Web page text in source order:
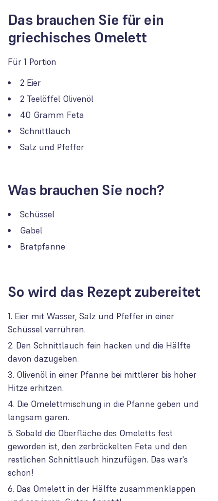
Das brauchen Sie für ein
griechisches Omelett
Für 1 Portion
2 Eier
2 Teelöffel Olivenöl
40 Gramm Feta
Schnittlauch
Salz und Pfeffer
Was brauchen Sie noch?
Schüssel
Gabel
Bratpfanne
So wird das Rezept zubereitet
Eier mit Wasser, Salz und Pfeffer in einer
Schüssel verrühren.
Den Schnittlauch fein hacken und die Hälfte
davon dazugeben.
Olivenöl in einer Pfanne bei mittlerer bis hoher
Hitze erhitzen.
Die Omelettmischung in die Pfanne geben und
langsam garen.
Sobald die Oberfläche des Omeletts fest
geworden ist, den zerbröckelten Feta und den
restlichen Schnittlauch hinzufügen. Das war's
schon!
Das Omelett in der Hälfte zusammenklappen